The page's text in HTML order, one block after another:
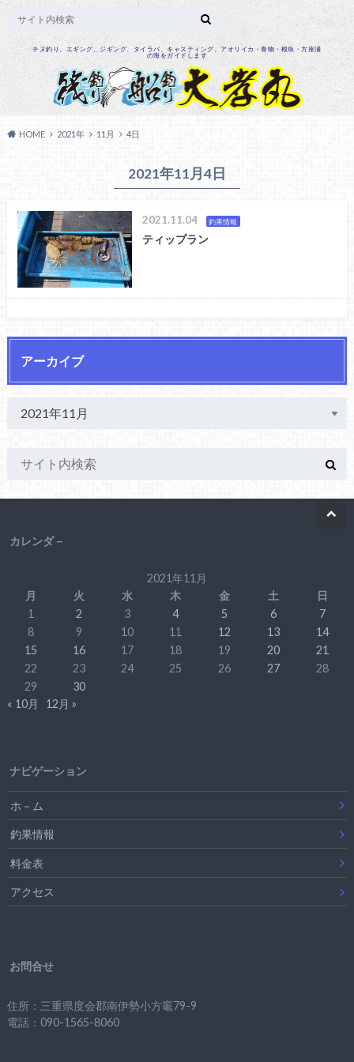
チヌ釣り、エギング、ジギング、タイラバ、キャスティング、アオリイカ・青物・根魚・方座浦
の海をガイドします
HOME 2021年 11月 4日
2021年11月4日
2021.11.04 釣果情報
ティップラン
アーカイブ
カレンダ－
2021年11月
月
火 水 木 金 土
日
1
2 3 4 5 6
7
8
9 10 11 12 13
14
15
16 17 18 19 20
21
22
23 24 25 26 27
28
29
30
« 10月
12月 »
ナビゲーション
ホ－ム
釣果情報
料金表
アクセス
お問合せ
住所：三重県度会郡南伊勢小方竈79-9
電話：090-1565-8060